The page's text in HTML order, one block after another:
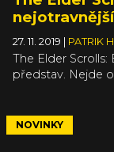
27. 11. 2019 PATRIK
The Elder
představ. Nejde
truhel. Mimo jiné.
do hry vrátit a
NOVINKY